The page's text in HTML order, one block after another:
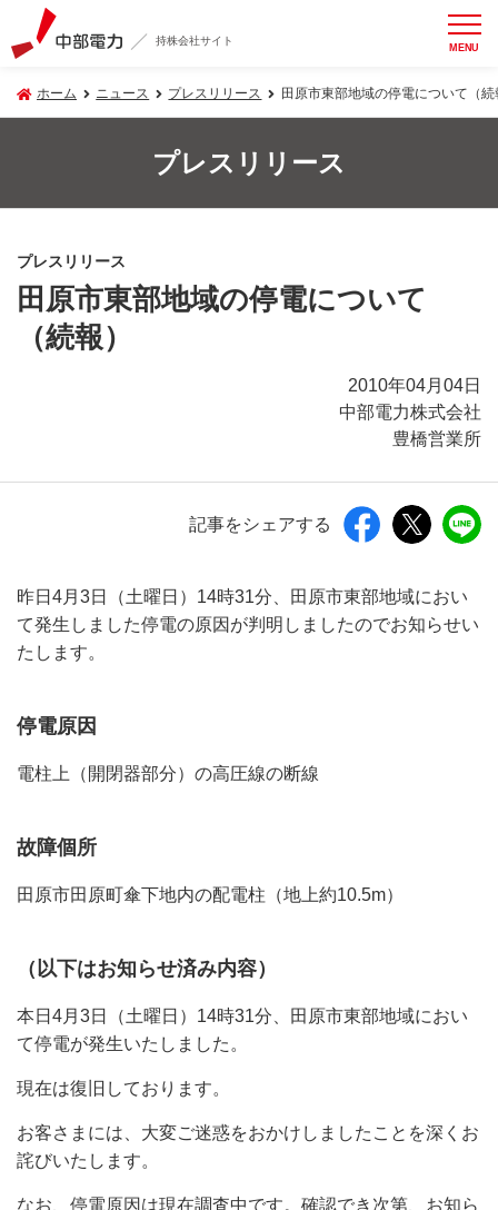
持株会社サイト MENU
ホーム ニュース プレスリリース 田原市東部地域の停電について（続
プレスリリース
プレスリリース
田原市東部地域の停電について
（続報）
2010年04月04日
中部電力株式会社
豊橋営業所
記事をシェアする
昨日4月3日（土曜日）14時31分、田原市東部地域におい
て発生しました停電の原因が判明しましたのでお知らせい
たします。
停電原因
電柱上（開閉器部分）の高圧線の断線
故障個所
田原市田原町傘下地内の配電柱（地上約10.5m）
（以下はお知らせ済み内容）
本日4月3日（土曜日）14時31分、田原市東部地域におい
て停電が発生いたしました。
現在は復旧しております。
お客さまには、大変ご迷惑をおかけしましたことを深くお
詫びいたします。
なお、停電原因は現在調査中です。確認でき次第、お知ら